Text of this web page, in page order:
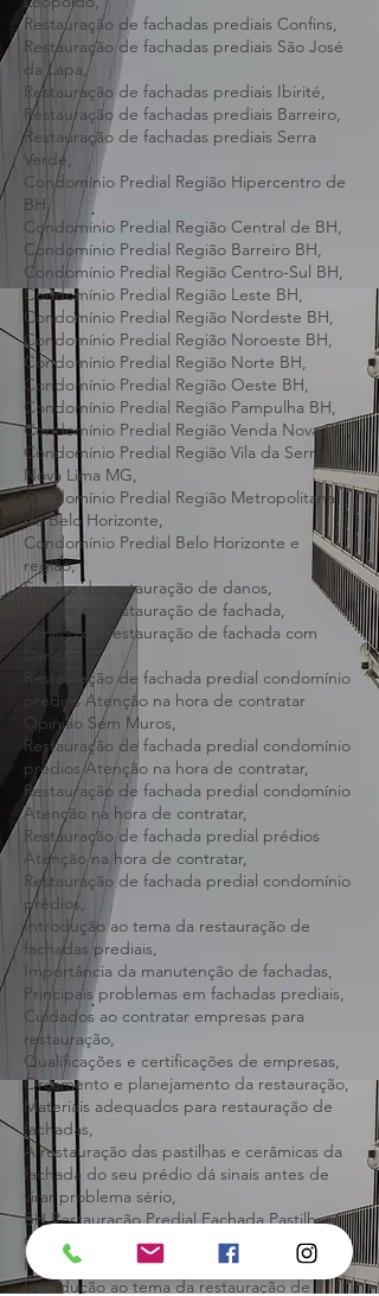
Restauração de fachadas prediais Pedro
Leopoldo,
Restauração de fachadas prediais Confins,
Restauração de fachadas prediais São José
da Lapa,
Restauração de fachadas prediais Ibirité,
Restauração de fachadas prediais Barreiro,
Restauração de fachadas prediais Serra
Verde,
Condomínio Predial Região Hipercentro de
BH,
Condomínio Predial Região Central de BH,
Condomínio Predial Região Barreiro BH,
Condomínio Predial Região Centro-Sul BH,
Condomínio Predial Região Leste BH,
Condomínio Predial Região Nordeste BH,
Condomínio Predial Região Noroeste BH,
Condomínio Predial Região Norte BH,
Condomínio Predial Região Oeste BH,
Condomínio Predial Região Pampulha BH,
Condomínio Predial Região Venda Nova BH,
Condomínio Predial Região Vila da Serra
Nova Lima MG,
Condomínio Predial Região Metropolitana
de Belo Horizonte,
Condomínio Predial Belo Horizonte e
região,
Serviço de restauração de danos,
Serviço de restauração de fachada,
Serviço de restauração de fachada com
Danos,
Restauração de fachada predial condomínio
prédios Atenção na hora de contratar
Opinião Sem Muros,
Restauração de fachada predial condomínio
prédios Atenção na hora de contratar,
Restauração de fachada predial condomínio
Atenção na hora de contratar,
Restauração de fachada predial prédios
Atenção na hora de contratar,
Restauração de fachada predial condomínio
prédios,
Introdução ao tema da restauração de
fachadas prediais,
Importância da manutenção de fachadas,
Principais problemas em fachadas prediais,
Cuidados ao contratar empresas para
restauração,
Qualificações e certificações de empresas,
Orçamento e planejamento da restauração,
Materiais adequados para restauração de
fachadas,
A restauração das pastilhas e cerâmicas da
fachada do seu prédio dá sinais antes de
virar problema sério,
BH Restauração Predial Fachada Pastilhas
Cerâmicas Granitos Mármores: Belo